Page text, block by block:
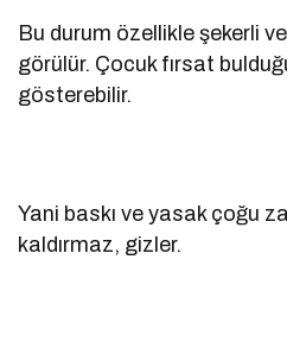
Bu durum özellikle şekerli
görülür. Çocuk fırsat
gösterebilir.
Yani baskı ve yasak çoğu
kaldırmaz, gizler.